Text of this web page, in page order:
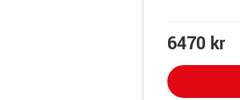
6470 kr